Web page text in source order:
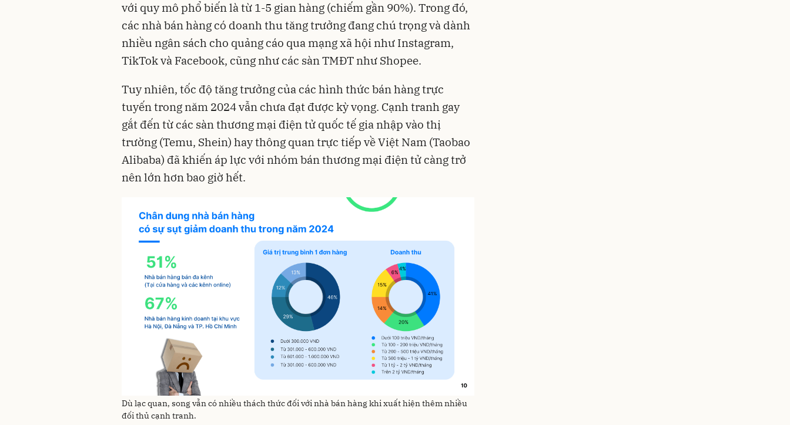
với quy mô phổ biến là từ 1-5 gian hàng (chiếm gần 90%). Trong đó,
các nhà bán hàng có doanh thu tăng trưởng đang chú trọng và dành
nhiều ngân sách cho quảng cáo qua mạng xã hội như Instagram,
TikTok và Facebook, cũng như các sàn TMĐT như Shopee.
Tuy nhiên, tốc độ tăng trưởng của các hình thức bán hàng trực
tuyến trong năm 2024 vẫn chưa đạt được kỳ vọng. Cạnh tranh gay
gắt đến từ các sàn thương mại điện tử quốc tế gia nhập vào thị
trường (Temu, Shein) hay thông quan trực tiếp về Việt Nam (Taobao
Alibaba) đã khiến áp lực với nhóm bán thương mại điện tử càng trở
nên lớn hơn bao giờ hết.
Dù lạc quan, song vẫn có nhiều thách thức đối với nhà bán hàng khi xuất hiện thêm nhiều
đối thủ cạnh tranh.